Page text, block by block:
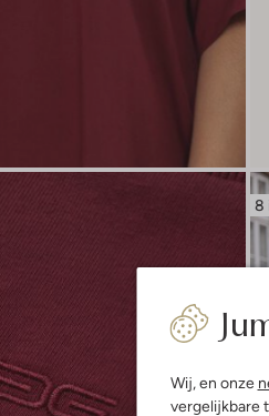
Wij, en onze
vergelijkbare
8